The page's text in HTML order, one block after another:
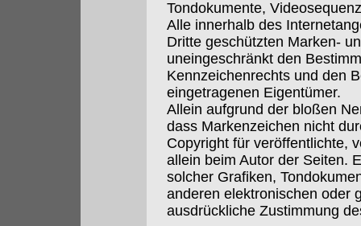
Tondokumente,
Alle innerhalb des
Dritte geschützten Marken-
uneingeschränkt den
Kennzeichenrechts und den
eingetragenen Eigentümer.
Allein aufgrund der bloßen
dass Markenzeichen nicht
Copyright für veröffentlichte,
allein beim Autor der Seiten.
solcher Grafiken,
anderen elektronischen oder
ausdrückliche Zustimmung